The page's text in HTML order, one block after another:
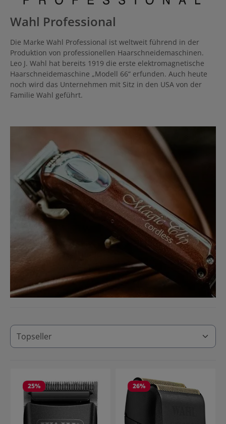
Wahl Professional
Die Marke Wahl Professional ist weltweit führend in der
Produktion von professionellen Haarschneidemaschinen.
Leo J. Wahl hat bereits 1919 die erste elektromagnetische
Haarschneidemaschine „Modell 66“ erfunden. Auch heute
noch wird das Unternehmen mit Sitz in den USA von der
Familie Wahl geführt.
25% 26%